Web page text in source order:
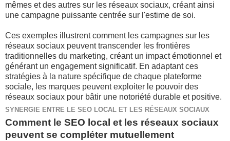
mêmes et des autres sur les réseaux sociaux, créant ainsi
une campagne puissante centrée sur l'estime de soi.
Ces exemples illustrent comment les campagnes sur les
réseaux sociaux peuvent transcender les frontières
traditionnelles du marketing, créant un impact émotionnel et
générant un engagement significatif. En adaptant ces
stratégies à la nature spécifique de chaque plateforme
sociale, les marques peuvent exploiter le pouvoir des
réseaux sociaux pour bâtir une notoriété durable et positive.
SYNERGIE ENTRE LE SEO LOCAL ET LES RÉSEAUX SOCIAUX
Comment le SEO local et les réseaux sociaux
peuvent se compléter mutuellement